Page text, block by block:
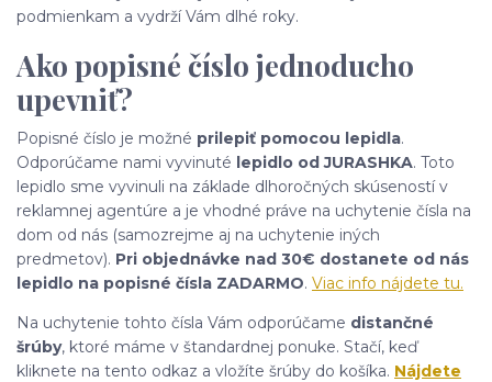
podmienkam a vydrží Vám dlhé roky.
Ako popisné číslo jednoducho
upevniť?
Popisné číslo je možné prilepiť pomocou lepidla.
Odporúčame nami vyvinuté lepidlo od JURASHKA. Toto
lepidlo sme vyvinuli na základe dlhoročných skúseností v
reklamnej agentúre a je vhodné práve na uchytenie čísla na
dom od nás (samozrejme aj na uchytenie iných
predmetov). Pri objednávke nad 30€ dostanete od nás
lepidlo na popisné čísla ZADARMO. Viac info nájdete tu.
Na uchytenie tohto čísla Vám odporúčame distančné
šrúby, ktoré máme v štandardnej ponuke. Stačí, keď
kliknete na tento odkaz a vložíte šrúby do košíka. Nájdete